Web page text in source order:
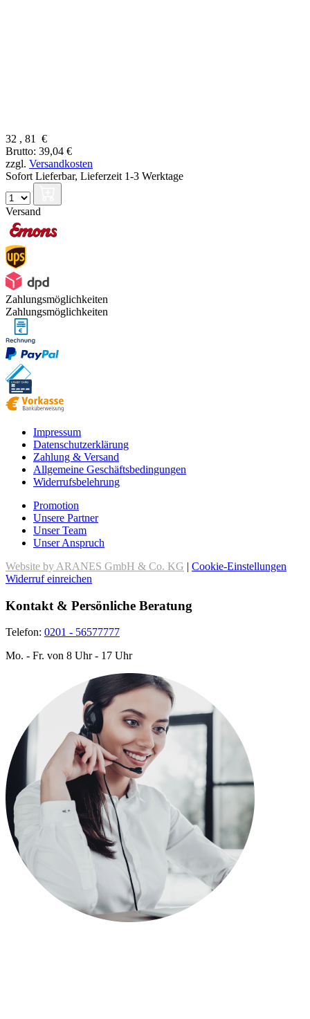
32 , 81
€
Brutto: 39,04 €
zzgl. Versandkosten
Sofort Lieferbar, Lieferzeit 1-3 Werktage
Versand
Zahlungsmöglichkeiten
Zahlungsmöglichkeiten
Impressum
Datenschutzerklärung
Zahlung & Versand
Allgemeine Geschäftsbedingungen
Widerrufsbelehrung
Promotion
Unsere Partner
Unser Team
Unser Anspruch
Website by ARANES GmbH & Co. KG | Cookie-Einstellungen
Widerruf einreichen
Kontakt & Persönliche Beratung
Telefon: 0201 - 56577777
Mo. - Fr. von 8 Uhr - 17 Uhr